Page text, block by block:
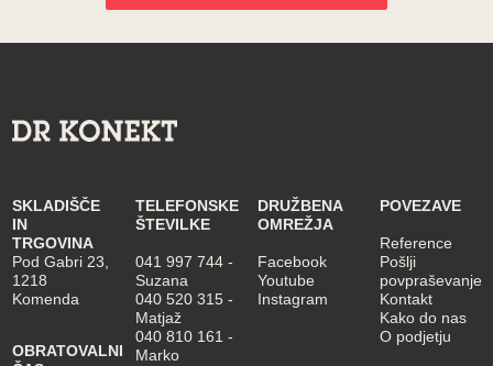
SKLADIŠČE
IN
TRGOVINA
Pod Gabri 23,
1218
Komenda
OBRATOVALNI
TELEFONSKE
ŠTEVILKE
041 997 744-
Suzana
040 520 315-
Matjaž
040 810 161 -
Marko
DRUŽBENA
OMREŽJA
Facebook
Youtube
Instagram
POVEZAVE
Reference
Pošlji
povpraševanje
Kontakt
Kako do nas
O podjetju